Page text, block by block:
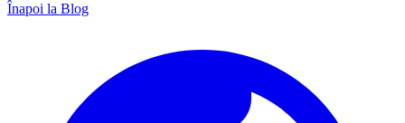
Înapoi la Blog